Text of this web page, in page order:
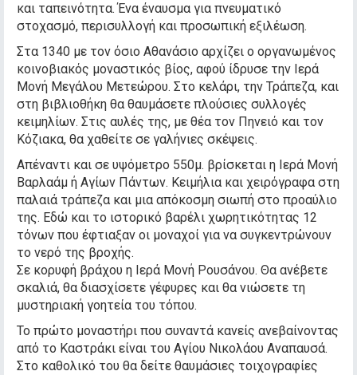
και ταπεινότητα. Ένα έναυσμα για πνευματικό
στοχασμό, περισυλλογή και προσωπική εξιλέωση.
Στα 1340 με τον όσιο Αθανάσιο αρχίζει ο οργανωμένος
κοινοβιακός μοναστικός βίος, αφού ίδρυσε την Ιερά
Μονή Μεγάλου Μετεώρου. Στο κελάρι, την Τράπεζα, και
στη βιβλιοθήκη θα θαυμάσετε πλούσιες συλλογές
κειμηλίων. Στις αυλές της, με θέα τον Πηνειό και τον
Κόζιακα, θα χαθείτε σε γαλήνιες σκέψεις.
Απέναντι και σε υψόμετρο 550μ. βρίσκεται η Ιερά Μονή
Βαρλαάμ ή Αγίων Πάντων. Κειμήλια και χειρόγραφα στη
παλαιά τράπεζα και μια απόκοσμη σιωπή στο προαύλιο
της. Εδώ και το ιστορικό βαρέλι χωρητικότητας 12
τόνων που έφτιαξαν οι μοναχοί για να συγκεντρώνουν
το νερό της βροχής.
Σε κορυφή βράχου η Ιερά Μονή Ρουσάνου. Θα ανέβετε
σκαλιά, θα διασχίσετε γέφυρες και θα νιώσετε τη
μυστηριακή γοητεία του τόπου.
Το πρώτο μοναστήρι που συναντά κανείς ανεβαίνοντας
από το Καστράκι είναι του Αγίου Νικολάου Αναπαυσά.
Στο καθολικό του θα δείτε θαυμάσιες τοιχογραφίες